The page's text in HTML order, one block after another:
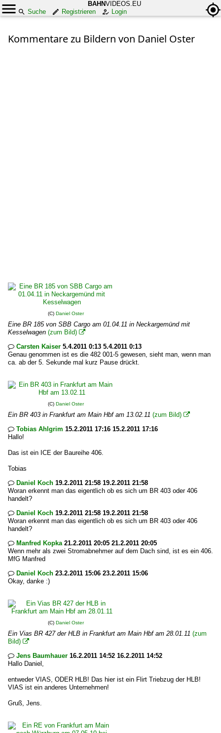
BAHNVIDEOS.EU
Suche
Registrieren Login
Kommentare zu Bildern von Daniel Oster
(C) Daniel Oster
Eine BR 185 von SBB Cargo am 01.04.11 in Neckargemünd mit
Kesselwagen (zum Bild) 
 Carsten Kaiser 5.4.2011 0:13 5.4.2011 0:13
Genau genommen ist es die 482 001-5 gewesen, sieht man, wenn man
ca. ab der 5. Sekunde mal kurz Pause drückt.
(C) Daniel Oster
Ein BR 403 in Frankfurt am Main Hbf am 13.02.11 (zum Bild) 
 Tobias Ahlgrim 15.2.2011 17:16 15.2.2011 17:16
Hallo!
Das ist ein ICE der Baureihe 406.
Tobias
 Daniel Koch 19.2.2011 21:58 19.2.2011 21:58
Woran erkennt man das eigentlich ob es sich um BR 403 oder 406
handelt?
 Daniel Koch 19.2.2011 21:58 19.2.2011 21:58
Woran erkennt man das eigentlich ob es sich um BR 403 oder 406
handelt?
 Manfred Kopka21.2.2011 20:05 21.2.2011 20:05
Wenn mehr als zwei Stromabnehmer auf dem Dach sind, ist es ein 406.
MfG Manfred
 Daniel Koch 23.2.2011 15:06 23.2.2011 15:06
Okay, danke :)
(C) Daniel Oster
Ein Vias BR 427 der HLB in Frankfurt am Main Hbf am 28.01.11 (zum
Bild) 
 Jens Baumhauer 16.2.2011 14:52 16.2.2011 14:52
Hallo Daniel,
entweder VIAS, ODER HLB! Das hier ist ein Flirt Triebzug der HLB!
VIAS ist ein anderes Unternehmen!
Gruß, Jens.